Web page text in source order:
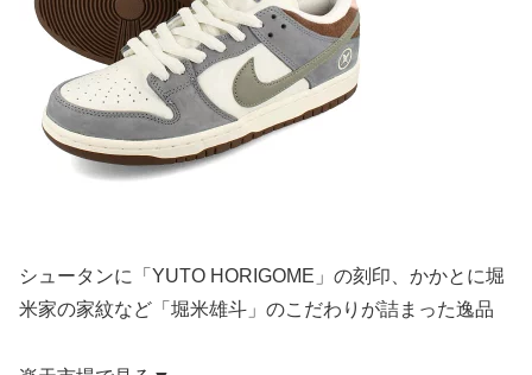
シュータンに「YUTO HORIGOME」の刻印、かかとに堀
米家の家紋など「堀米雄斗」のこだわりが詰まった逸品